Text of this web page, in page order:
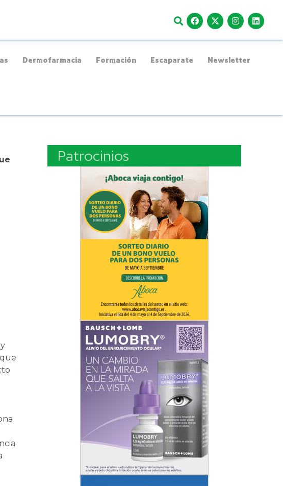
Dermofarmacia Formación Escaparate Newsletter
Patrocinios